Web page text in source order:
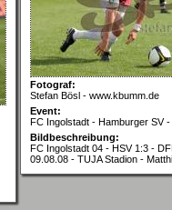
Fotograf:
Stefan Bösl - www.kbumm.de
Event:
FC Ingolstadt - Hamburger SV
Bildbeschreibung:
FC Ingolstadt 04 - HSV 1:3 -
09.08.08 - TUJA Stadion -